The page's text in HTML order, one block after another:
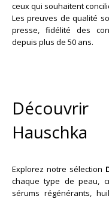
ceux qui souhaitent
Les preuves de qualité
presse, fidélité des
depuis plus de 50 ans.
Hauschka
Explorez notre sélection
chaque type de peau,
sérums régénérants,